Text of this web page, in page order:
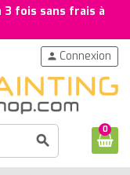
3 fois sans frais à
search
person Connexion
0